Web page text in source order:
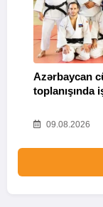
Azərbaycan
toplanışında
09.08.2026